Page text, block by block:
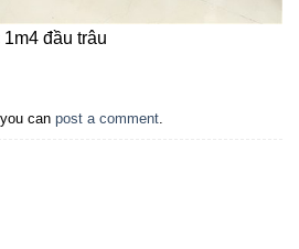
đầu trâu
can post a comment.